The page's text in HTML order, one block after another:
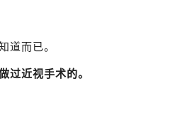
道而已。
近视手术的。